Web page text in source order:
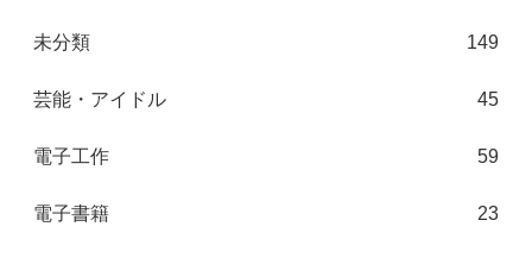
未分類 149
芸能・アイドル 45
電子工作 59
電子書籍 23